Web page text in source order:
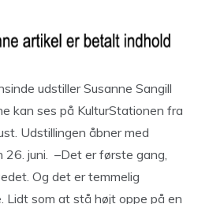
udstiller Susanne Sangill
kan ses på KulturStationen fra
Udstillingen åbner med
26. juni. –Det er første gang,
Og det er temmelig
Lidt som at stå højt oppe på en